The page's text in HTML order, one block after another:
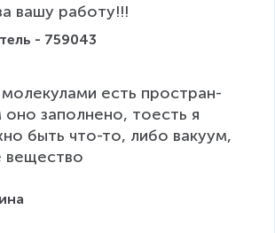
вашу работу!!!
- 759043
есть про­стран­
за­пол­не­но, то­есть я
быть что-то, либо ва­ку­ум,
ве­ще­ство